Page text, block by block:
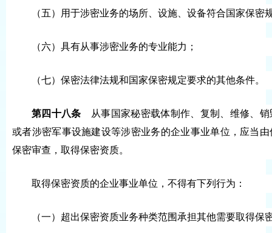
（五）用于涉密业务的场所、设施、设备符合国家保密
（六）具有从事涉密业务的专业能力；
（七）保密法律法规和国家保密规定要求的其他条件。
第四十八条 从事国家秘密载体制作、复制、维修、
或者涉密军事设施建设等涉密业务的企业事业单位，应当
保密审查，取得保密资质。
取得保密资质的企业事业单位，不得有下列行为：
（一）超出保密资质业务种类范围承担其他需要取得保